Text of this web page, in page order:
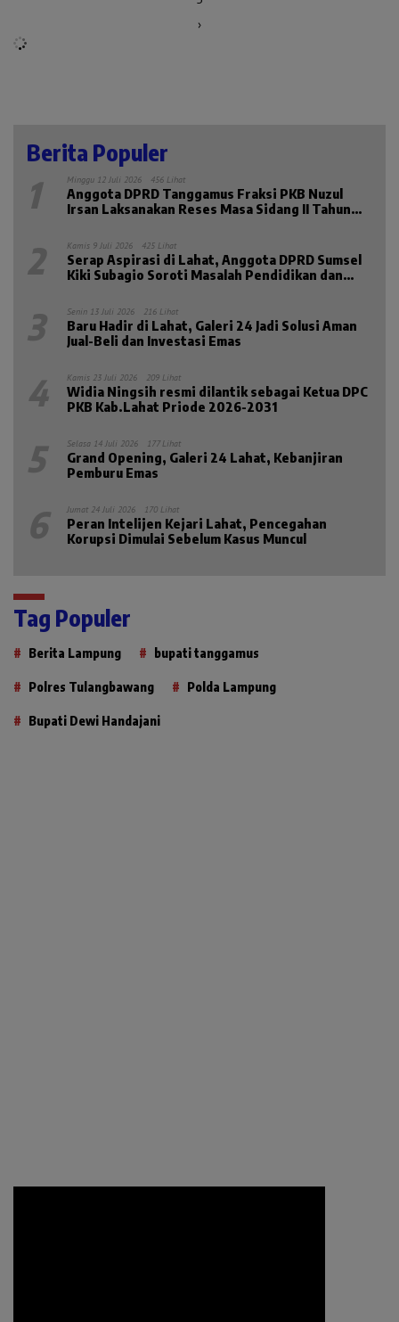
›
Berita Populer
1 Minggu 12 Juli 2026 456 Lihat
Anggota DPRD Tanggamus Fraksi PKB Nuzul
Irsan Laksanakan Reses Masa Sidang II Tahun
2 Kamis 9 Juli 2026 425 Lihat
Serap Aspirasi di Lahat, Anggota DPRD Sumsel
Kiki Subagio Soroti Masalah Pendidikan dan
3 Senin 13 Juli 2026 216 Lihat
Baru Hadir di Lahat, Galeri 24 Jadi Solusi Aman
Jual-Beli dan Investasi Emas
4 Kamis 23 Juli 2026 209 Lihat
Widia Ningsih resmi dilantik sebagai Ketua DPC
PKB Kab.Lahat Priode 2026-2031
5 Selasa 14 Juli 2026 177 Lihat
Grand Opening, Galeri 24 Lahat, Kebanjiran
Pemburu Emas
6 Jumat 24 Juli 2026 170 Lihat
Peran Intelijen Kejari Lahat, Pencegahan
Korupsi Dimulai Sebelum Kasus Muncul
Tag Populer
Berita Lampung bupati tanggamus
Polres Tulangbawang Polda Lampung
Bupati Dewi Handajani